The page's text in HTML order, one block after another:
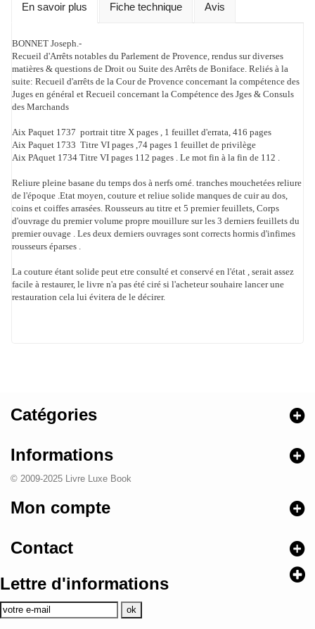
En savoir plus Fiche technique Avis
BONNET Joseph.-
Recueil d'Arrêts notables du Parlement de Provence, rendus sur diverses
matières & questions de Droit ou Suite des Arrêts de Boniface. Reliés à la
suite: Recueil d'arrêts de la Cour de Provence concernant la compétence des
Juges en général et Recueil concernant la Compétence des Jges & Consuls
des Marchands
Aix Paquet 1737 portrait titre X pages , 1 feuillet d'errata, 416 pages
Aix Paquet 1733 Titre VI pages ,74 pages 1 feuillet de privilège
Aix PAquet 1734 Titre VI pages 112 pages . Le mot fin à la fin de 112 .
Reliure pleine basane du temps dos à nerfs orné. tranches mouchetées reliure
de l'époque .Etat moyen, couture et reliue solide manques de cuir au dos,
coins et coiffes arrasées. Rousseurs au titre et 5 premier feuillets, Corps
d'ouvrage du premier volume propre mouillure sur les 3 derniers feuillets du
premier ouvage . Les deux derniers ouvrages sont corrects hormis d'infimes
rousseurs éparses .
La couture étant solide peut etre consulté et conservé en l'état , serait assez
facile à restaurer, le livre n'a pas été ciré si l'acheteur souhaire lancer une
restauration cela lui évitera de le décirer.
Catégories
Informations
© 2009-2025 Livre Luxe Book
Mon compte
Contact
Lettre d'informations